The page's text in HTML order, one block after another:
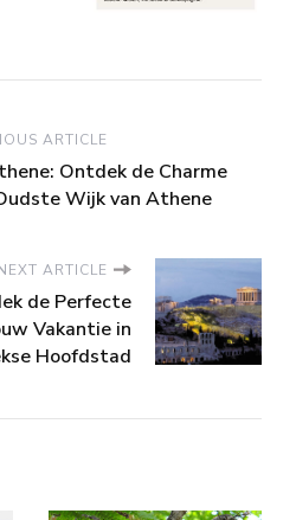
ARTICLE
Ontdek de Charme
Wijk van Athene
ARTICLE
de Perfecte
Vakantie in
Hoofdstad